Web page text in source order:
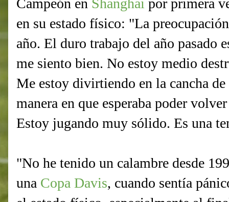
Campeón en Shanghai por primera
en su estado físico: "La
año. El duro trabajo del año pasado
me siento bien. No estoy medio
Me estoy divirtiendo en la cancha
manera en que esperaba poder
Estoy jugando muy sólido. Es una
"No he tenido un calambre desde
una Copa Davis, cuando sentía